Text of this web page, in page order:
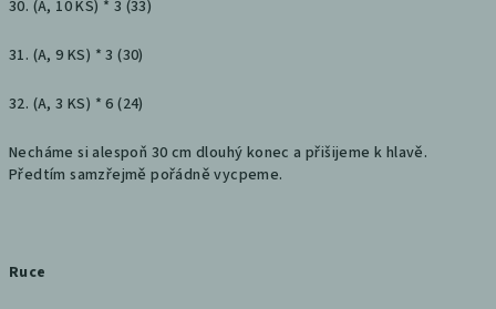
30. (A, 10 KS) * 3 (33)
31. (A, 9 KS) * 3 (30)
32. (A, 3 KS) * 6 (24)
Necháme si alespoň 30 cm dlouhý konec a přišijeme k hlavě.
Předtím samzřejmě pořádně vycpeme.
Ruce